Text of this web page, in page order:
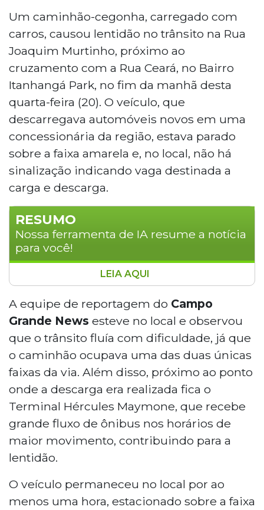
Um caminhão-cegonha, carregado com
carros, causou lentidão no trânsito na Rua
Joaquim Murtinho, próximo ao
cruzamento com a Rua Ceará, no Bairro
Itanhangá Park, no fim da manhã desta
quarta-feira (20). O veículo, que
descarregava automóveis novos em uma
concessionária da região, estava parado
sobre a faixa amarela e, no local, não há
sinalização indicando vaga destinada a
carga e descarga.
RESUMO
Nossa ferramenta de IA resume a notícia
para você!
Caminhão-cegonha parado na Rua
Joaquim Murtinho, no Bairro Itanhangá
Park, causou lentidão no trânsito nesta
carros em uma concessionária e ocupava
uma das duas faixas da via por ao menos
uma hora, sobre a faixa amarela. A
situação pode configurar estacionamento
irregular conforme o CTB. A Agetran e a
concessionária Autobel foram procuradas,
mas não responderam.
LEIA AQUI
A equipe de reportagem do Campo
Grande News esteve no local e observou
que o trânsito fluía com dificuldade, já que
o caminhão ocupava uma das duas únicas
faixas da via. Além disso, próximo ao ponto
onde a descarga era realizada fica o
Terminal Hércules Maymone, que recebe
grande fluxo de ônibus nos horários de
maior movimento, contribuindo para a
lentidão.
O veículo permaneceu no local por ao
menos uma hora, estacionado sobre a faixa